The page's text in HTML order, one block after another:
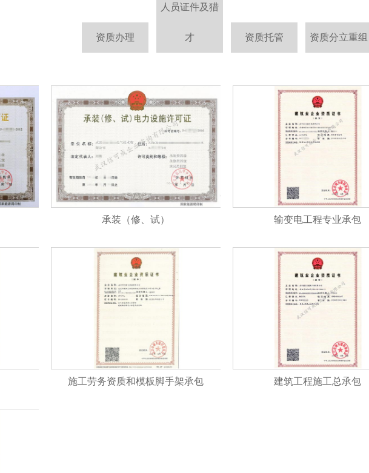
资质办理
人员证件及猎
才 资质托管 资质分立重组
承装（修、试） 输变电工程专业承包
施工劳务资质和模板脚手架承包 建筑工程施工总承包